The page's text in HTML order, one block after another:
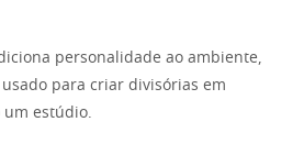
personalidade ao ambiente,
para criar divisórias em
estúdio.